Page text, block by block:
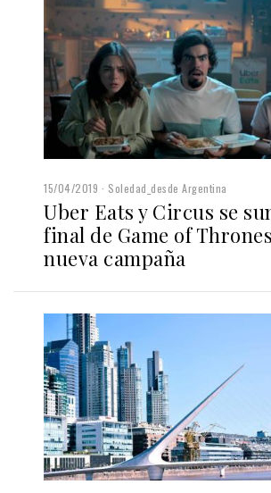
15/04/2019 Soledad_desde Argentina
Uber Eats y Circus se
final de Game of
nueva campaña